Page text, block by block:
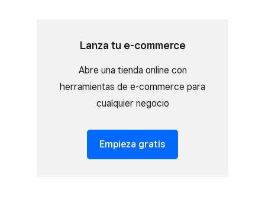
Lanza tu e-commerce
Abre una tienda online con
herramientas de e-commerce para
cualquier negocio
Empieza gratis